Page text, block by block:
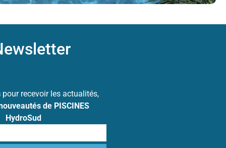
pour recevoir les actualités,
de PISCINES
HydroSud